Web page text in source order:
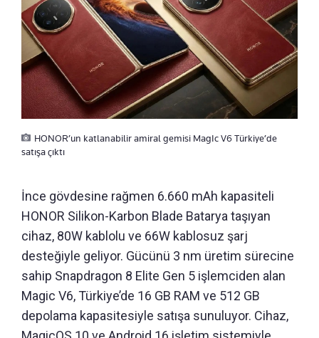
HONOR’un katlanabilir amiral gemisi MagIc V6 Türkiye’de
satışa çıktı
İnce gövdesine rağmen 6.660 mAh kapasiteli
HONOR Silikon-Karbon Blade Batarya taşıyan
cihaz, 80W kablolu ve 66W kablosuz şarj
desteğiyle geliyor. Gücünü 3 nm üretim sürecine
sahip Snapdragon 8 Elite Gen 5 işlemciden alan
Magic V6, Türkiye’de 16 GB RAM ve 512 GB
depolama kapasitesiyle satışa sunuluyor. Cihaz,